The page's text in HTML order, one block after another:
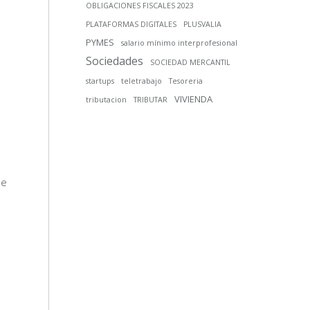
OBLIGACIONES FISCALES 2023
PLATAFORMAS DIGITALES
PLUSVALIA
PYMES salario mínimo interprofesional
Sociedades
SOCIEDAD MERCANTIL
startups
teletrabajo
Tesoreria
tributacion
TRIBUTAR VIVIENDA